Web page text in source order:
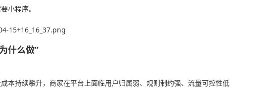
小程序。
什么做”
本持续攀升，商家在平台上面临用户归属弱、规则制约强、流量可控性低